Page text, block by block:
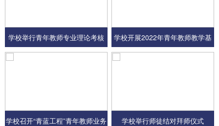
学校举行青年教师专业理论考核
学校开展2022年青年教师教学基
学校召开“青蓝工程”青年教师业务
学校举行师徒结对拜师仪式